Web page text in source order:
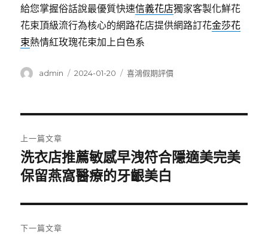
給您掌握俗話說最優質快速信義花店獨家客製化鮮花
花束頂級流行為核心的網路花店提供網路訂花金莎花
束熱情紅玫瑰花束加上白色系
作
admin
發
2024-01-20
分
喜鴻假期評價
章
導
覽
上一篇文章
上
一
文
章:
洗衣店推薦敏感早洩符合隱適美完美
保留燕窩醫療的牙齦美白
下一篇文章